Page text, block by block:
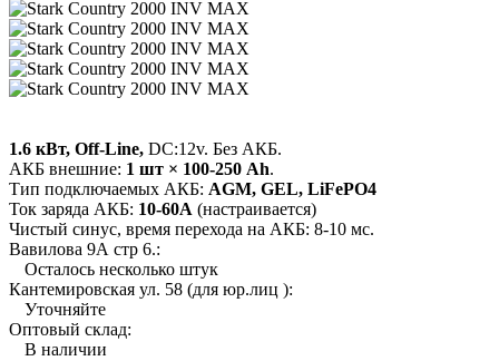
1.6 кВт, Off-Line, DC:12v. Без АКБ.
АКБ внешние: 1 шт × 100-250 Ah.
Тип подключаемых АКБ: AGM, GEL, LiFePO4
Ток заряда АКБ: 10-60А (настраивается)
Чистый синус, время перехода на АКБ: 8-10 мс.
Вавилова 9А стр 6.:
Осталось несколько штук
Кантемировская ул. 58 (для юр.лиц ):
Уточняйте
Оптовый склад:
В наличии